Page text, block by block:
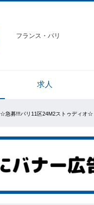
フランス・パリ
求人
☆急募!!!パリ11区24M2ストゥディオ☆